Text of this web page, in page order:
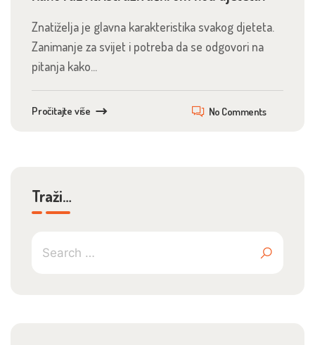
Znatiželja je glavna karakteristika svakog djeteta.
Zanimanje za svijet i potreba da se odgovori na
pitanja kako...
Pročitajte više No Comments
Traži…